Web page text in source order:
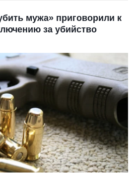
мужа» приговорили к
за убийство